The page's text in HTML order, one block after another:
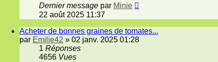
Dernier message par Minie
22 août 2025 11:37
Acheter de bonnes graines de tomates...
par Emilie42 » 02 janv. 2025 01:28
1 Réponses
4656 Vues